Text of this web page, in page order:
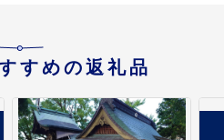
すめの返礼品